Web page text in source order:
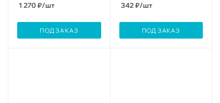
1 270₽/шт
ПОД ЗАКАЗ
342₽/шт
ПОД ЗАКАЗ